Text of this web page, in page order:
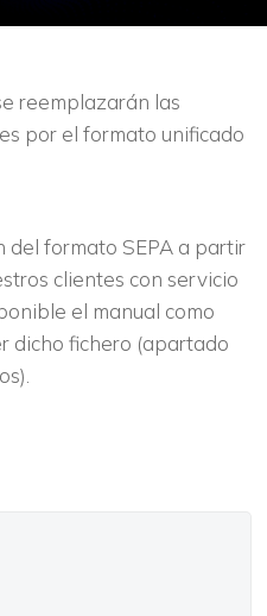
reemplazarán las
por el formato unificado
formato SEPA a partir
clientes con servicio
el manual como
dicho fichero (apartado